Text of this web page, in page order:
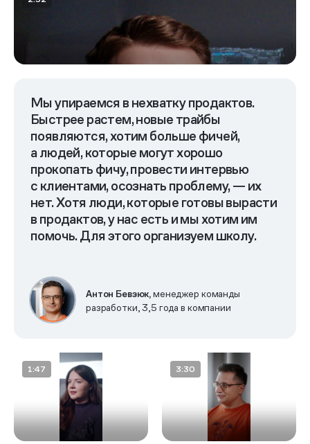
Внутренние школы
Парная работаи менторство
Мы упираемся в нехватку продактов.
Быстрее растем, новые трайбы
появляются, хотим больше фичей,
а людей, которые могут хорошо
прокопать фичу, провести интервью
с клиентами, осознать проблему, — их
нет. Хотя люди, которые готовы вырасти
в продактов, у нас есть и мы хотим им
помочь. Для этого организуем школу.
Антон Бевзюк,менеджер команды
разработки, 3,5 года в компании